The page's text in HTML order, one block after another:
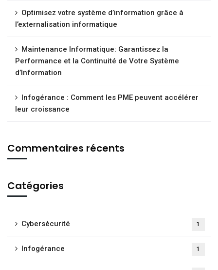
Optimisez votre système d’information grâce à
l’externalisation informatique
Maintenance Informatique: Garantissez la
Performance et la Continuité de Votre Système
d’Information
Infogérance : Comment les PME peuvent accélérer
leur croissance
Commentaires récents
Catégories
Cybersécurité 1
Infogérance 1